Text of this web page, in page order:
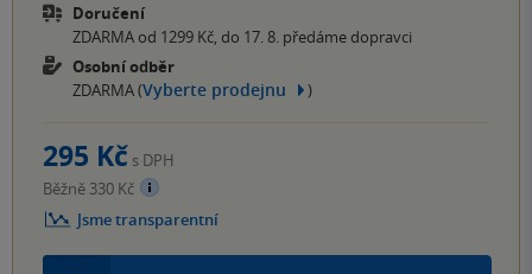
Doručení
ZDARMA od 1299 Kč, do 17. 8. předáme dopravci
Osobní odběr
ZDARMA (Vyberte prodejnu )
295 Kč s DPH
Běžně 330 Kč
Jsme transparentní